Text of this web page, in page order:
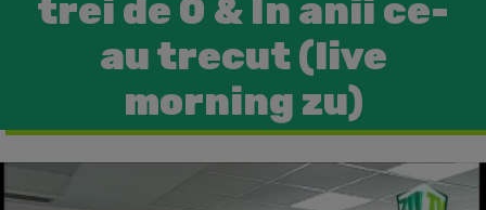
trei de 0 & În anii ce-
au trecut (live
morning zu)